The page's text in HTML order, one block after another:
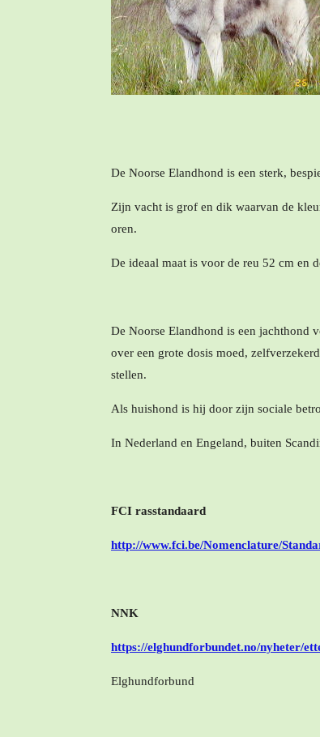
De Noorse Elandhond is een sterk,
Zijn vacht is grof en dik waarvan de
oren.
De ideaal maat is voor de reu 52 cm en
De Noorse Elandhond is een jachthond
over een grote dosis moed,
Als huishond is hij door zijn sociale
In Nederland en Engeland, buiten
FCI rasstandaard
http://www.fci.be/Nomenclature/
NNK
https://elghundforbundet.no/nyheter/
Elghundforbund